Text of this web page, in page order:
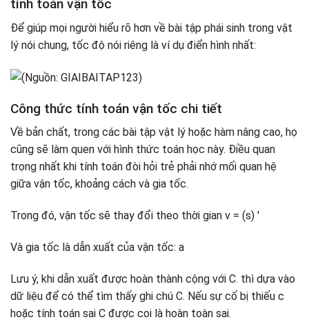
tính toán vận tốc
Để giúp mọi người hiểu rõ hơn về bài tập phái sinh trong vật
lý nói chung, tốc độ nói riêng là ví dụ điển hình nhất:
Công thức tính toán vận tốc chi tiết
Về bản chất, trong các bài tập vật lý hoặc hàm nâng cao, họ
cũng sẽ làm quen với hình thức toán học này. Điều quan
trọng nhất khi tính toán đòi hỏi trẻ phải nhớ mối quan hệ
giữa vận tốc, khoảng cách và gia tốc.
Trong đó, vận tốc sẽ thay đổi theo thời gian v = (s) '
Và gia tốc là dẫn xuất của vận tốc: a
Lưu ý, khi dẫn xuất được hoàn thành cộng với C. thì dựa vào
dữ liệu để có thể tìm thấy ghi chú C. Nếu sự cố bị thiếu c
hoặc tính toán sai C được coi là hoàn toàn sai.